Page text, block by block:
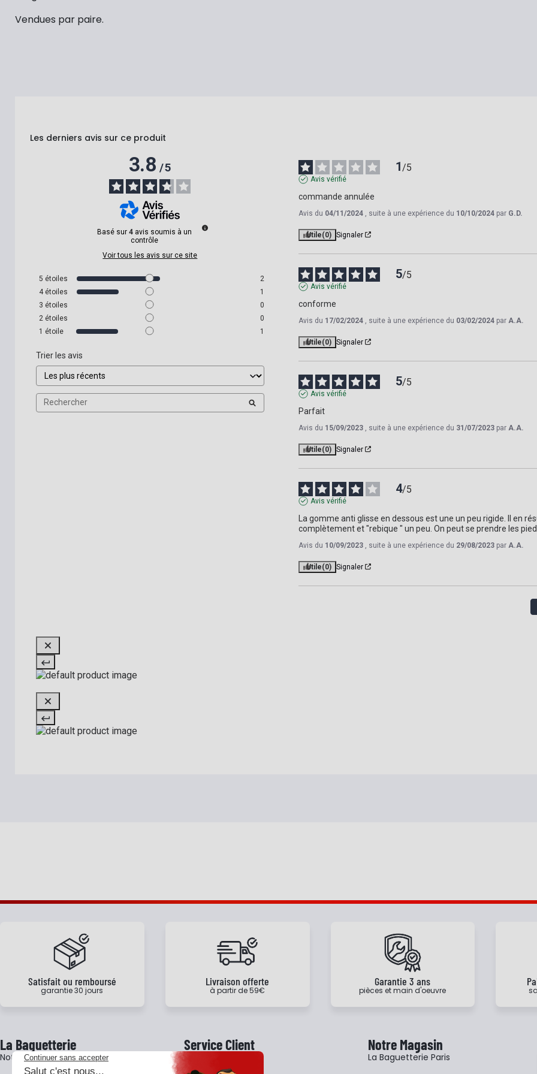
Vendues par paire.
Les derniers avis sur ce produit
3.8/5
Basé sur4 avis soumis à un
contrôle
Voir tous les avis sur ce site
5 étoiles
2
4 étoiles
1
3 étoiles
0
2 étoiles
0
1 étoile 1
Trier les avis
1/5
Avis vérifié
commande annulée
Avis du 04/11/2024 , suite à une expérience du 10/10/2024 par G.D.
Utile(0) Signaler
5/5
Avis vérifié
conforme
Avis du 17/02/2024 , suite à une expérience du 03/02/2024 par A.A.
Utile(0) Signaler
5/5
Avis vérifié
Parfait
Avis du 15/09/2023 , suite à une expérience du 31/07/2023 par A.A.
Utile(0) Signaler
4/5
Avis vérifié
La gomme anti glisse en dessous est une un peu rigide. Il en
complètement et "rebique " un peu. On peut se prendre les
Avis du 10/09/2023 , suite à une expérience du 29/08/2023 par A.A.
Utile(0) Signaler
Satisfait ou remboursé
garantie 30 jours
Livraison offerte
à partir de 59€
Garantie 3 ans
pièces et main d'oeuvre
La Baguetterie
Notre histoire
Service Client Notre Magasin
La Baguetterie Paris